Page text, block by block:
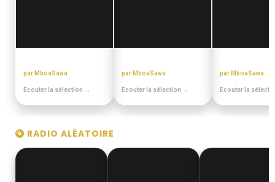
par MboaSawa
Écouter la sélection →
par MboaSawa
Écouter la sélection →
par MboaSawa
Écouter la
RADIO ALÉATOIRE